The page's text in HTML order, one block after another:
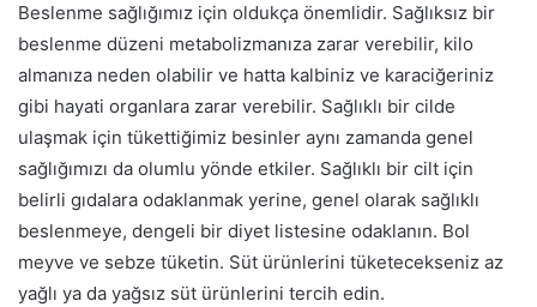
Beslenme sağlığımız için oldukça önemlidir. Sağlıksız bir
beslenme düzeni metabolizmanıza zarar verebilir, kilo
almanıza neden olabilir ve hatta kalbiniz ve karaciğeriniz
gibi hayati organlara zarar verebilir. Sağlıklı bir cilde
ulaşmak için tükettiğimiz besinler aynı zamanda genel
sağlığımızı da olumlu yönde etkiler. Sağlıklı bir cilt için
belirli gıdalara odaklanmak yerine, genel olarak sağlıklı
beslenmeye, dengeli bir diyet listesine odaklanın. Bol
meyve ve sebze tüketin. Süt ürünlerini tüketecekseniz az
yağlı ya da yağsız süt ürünlerini tercih edin.